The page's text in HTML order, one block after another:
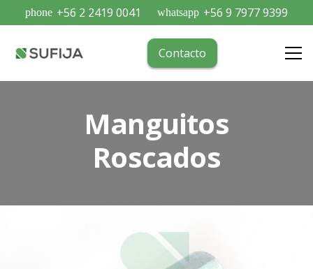
phone +56 2 2419 0041 whatsapp +56 9 7977 9399
Contacto
Manguitos
Roscados